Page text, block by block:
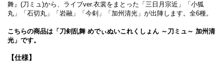
舞』(刀ミュ)から、ライブver.衣裳をまとった「三日月宗近」「小狐
丸」「石切丸」「岩融」「今剣」「加州清光」が出陣します。全6種。
こちらの商品は「刀剣乱舞 めでぃぬいこれくしょん ～刀ミュ～ 加州清
光」です。
【仕様】